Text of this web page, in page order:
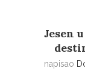
Jesen
napisao